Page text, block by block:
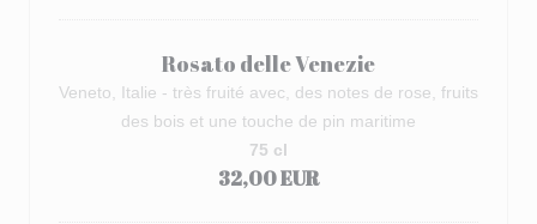
Rosato delle Venezie
Veneto, Italie - très fruité avec, des notes de rose, fruits
des bois et une touche de pin maritime
32,00 EUR
75 cl